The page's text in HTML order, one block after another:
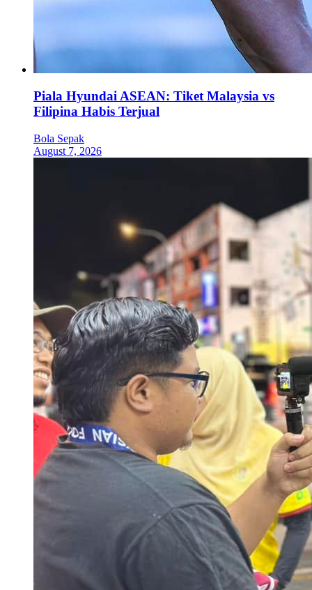
Piala Hyundai ASEAN: Tiket Malaysia vs
Filipina Habis Terjual
Bola Sepak
August 7, 2026